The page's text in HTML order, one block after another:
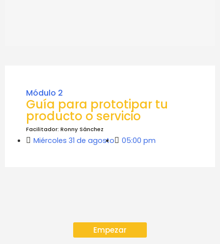
Módulo 2
Guía para prototipar tu
producto o servicio
Facilitador: Ronny Sánchez
Miércoles 31 de agosto 05:00 pm
Empezar